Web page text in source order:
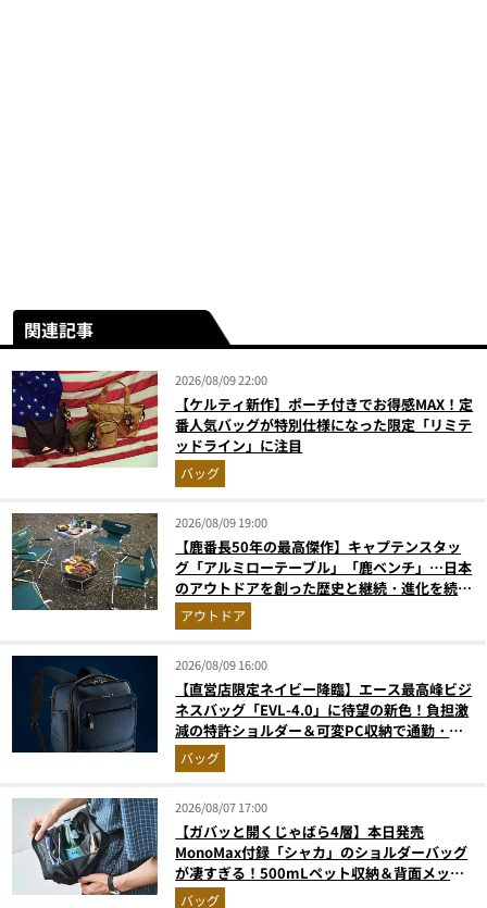
関連記事
2026/08/09 22:00
【ケルティ新作】ポーチ付きでお得感MAX！定
番人気バッグが特別仕様になった限定「リミテ
ッドライン」に注目
バッグ
2026/08/09 19:00
【鹿番長50年の最高傑作】キャプテンスタッ
グ「アルミローテーブル」「鹿ベンチ」…日本
のアウトドアを創った歴史と継続・進化を続け
る定番神ギア11選
アウトドア
2026/08/09 16:00
【直営店限定ネイビー降臨】エース最高峰ビジ
ネスバッグ「EVL-4.0」に待望の新色！負担激
減の特許ショルダー＆可変PC収納で通勤・出
張が無敵に
バッグ
2026/08/07 17:00
【ガバッと開くじゃばら4層】本日発売
MonoMax付録「シャカ」のショルダーバッグ
が凄すぎる！500mLペット収納＆背面メッシ
ュでベタつかない
バッグ